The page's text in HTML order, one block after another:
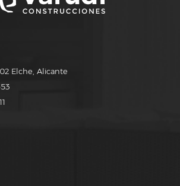
Elche, Alicante